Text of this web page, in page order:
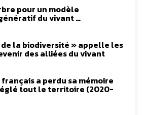
pour un modèle
du vivant …
de la biodiversité » appelle les
des alliées du vivant
a perdu sa mémoire
tout le territoire (2020-